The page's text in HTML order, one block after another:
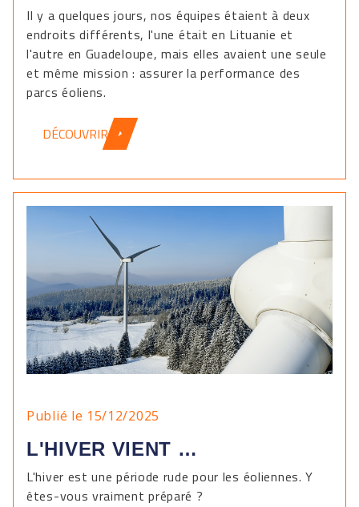
Il y a quelques jours, nos équipes étaient à deux
endroits différents, l'une était en Lituanie et
l'autre en Guadeloupe, mais elles avaient une seule
et même mission : assurer la performance des
parcs éoliens.
DÉCOUVRIR
Publié le 15/12/2025
L'HIVER VIENT …
L'hiver est une période rude pour les éoliennes. Y
êtes-vous vraiment préparé ?